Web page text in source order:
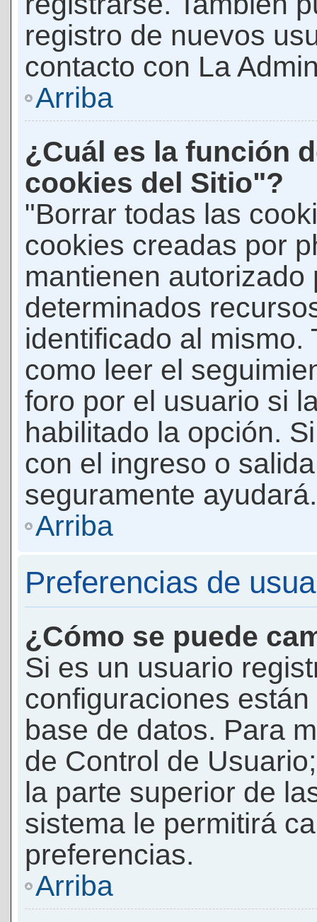
registro de nuevos
contacto con La
Arriba
¿Cuál es la función
cookies del Sitio"?
"Borrar todas las
cookies creadas por
mantienen autorizado
determinados
identificado al mismo.
como leer el
foro por el usuario si
habilitado la opción.
con el ingreso o
seguramente ayudará.
Arriba
Preferencias de
¿Cómo se puede
Si es un usuario
configuraciones
base de datos. Para
de Control de
la parte superior de
sistema le permitirá
preferencias.
Arriba